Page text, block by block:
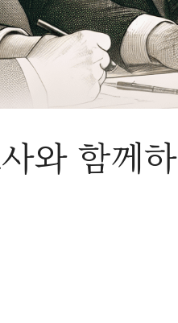
와 함께